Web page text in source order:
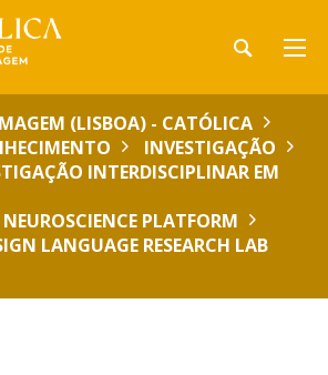
(LISBOA) - CATÓLICA
INVESTIGAÇÃO
INTERDISCIPLINAR EM
PLATFORM
LANGUAGE RESEARCH LAB